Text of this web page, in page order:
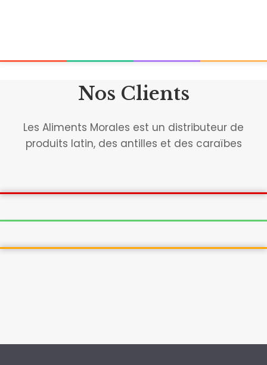
Nos Clients
Les Aliments Morales est un distributeur de
produits latin, des antilles et des caraïbes